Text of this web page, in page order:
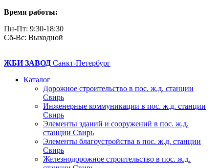
Время работы:
Пн-Пт: 9:30-18:30
Cб-Вс: Выходной
ЖБИ ЗАВОД Санкт-Петербург
Каталог
Дорожное строительство в пос. ж.д. станции
Свирь
Инженерные коммуникации в пос. ж.д. станции
Свирь
Элементы зданий и сооружений в пос. ж.д.
станции Свирь
Элементы благоустройства в пос. ж.д. станции
Свирь
Железнодорожное строительство в пос. ж.д.